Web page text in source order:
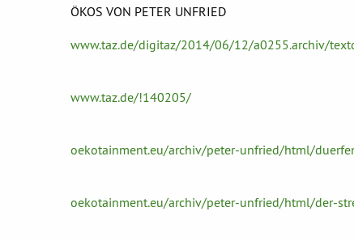
ÖKOS VON PETER UNFRIED
www.taz.de/digitaz/2014/06/12/a0255.archiv/
www.taz.de/!140205/
oekotainment.eu/archiv/peter-unfried/html/
oekotainment.eu/archiv/peter-unfried/html/der-